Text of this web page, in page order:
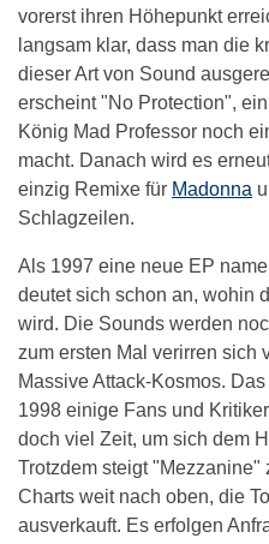
vorerst ihren Höhepunkt
langsam klar, dass man die
dieser Art von Sound
erscheint "No Protection",
König Mad Professor noch
macht. Danach wird es
einzig Remixe für Madonna
Schlagzeilen.
Als 1997 eine neue EP
deutet sich schon an, wohin
wird. Die Sounds werden
zum ersten Mal verirren sich
Massive Attack-Kosmos.
1998 einige Fans und
doch viel Zeit, um sich dem
Trotzdem steigt
Charts weit nach oben, die
ausverkauft. Es erfolgen